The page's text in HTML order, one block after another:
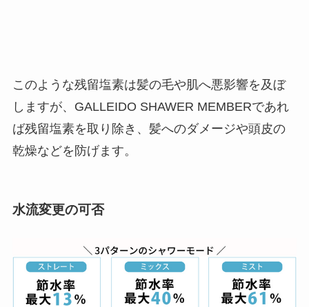
このような残留塩素は髪の毛や肌へ悪影響を及ぼ
しますが、GALLEIDO SHAWER MEMBERであれ
ば残留塩素を取り除き、髪へのダメージや頭皮の
乾燥などを防げます。
水流変更の可否